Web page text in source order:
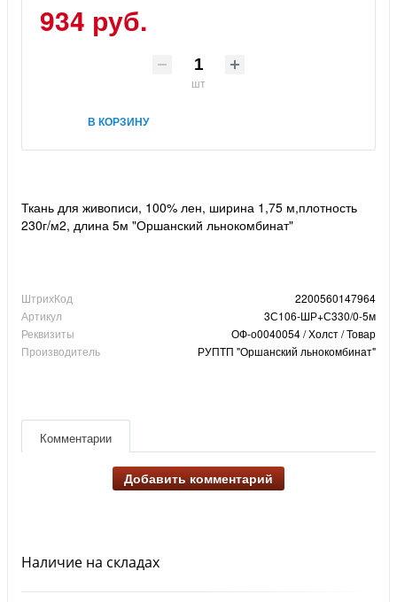
934 руб.
шт
В КОРЗИНУ
Ткань для живописи, 100% лен, ширина 1,75 м,плотность
230г/м2, длина 5м "Оршанский льнокомбинат"
ШтрихКод
2200560147964
Артикул
3С106-ШР+С330/0-5м
Реквизиты
ОФ-о0040054 / Холст / Товар
Производитель
РУПТП "Оршанский льнокомбинат"
Комментарии
Добавить комментарий
Наличие на складах